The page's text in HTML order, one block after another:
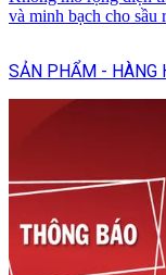
và minh bạch cho sầu
SẢN PHẨM - HÀNG